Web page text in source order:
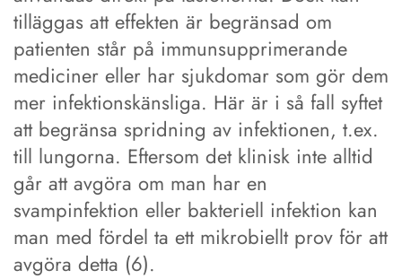
tilläggas att effekten är begränsad om
patienten står på immunsupprimerande
mediciner eller har sjukdomar som gör dem
mer infektionskänsliga. Här är i så fall syftet
att begränsa spridning av infektionen, t.ex.
till lungorna. Eftersom det klinisk inte alltid
går att avgöra om man har en
svampinfektion eller bakteriell infektion kan
man med fördel ta ett mikrobiellt prov för att
avgöra detta (6).